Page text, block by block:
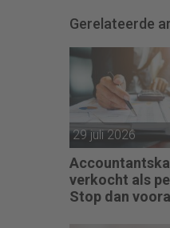
Gerelateerde
29 juli 2026
verkocht als
Stop dan